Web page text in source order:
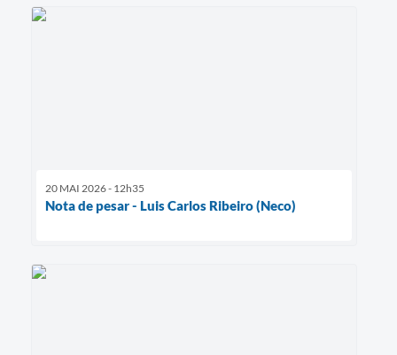
20 MAI 2026 - 12h35
Nota de pesar - Luis Carlos Ribeiro (Neco)